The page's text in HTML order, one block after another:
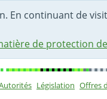
En continuant de
de protection
Législation Offres